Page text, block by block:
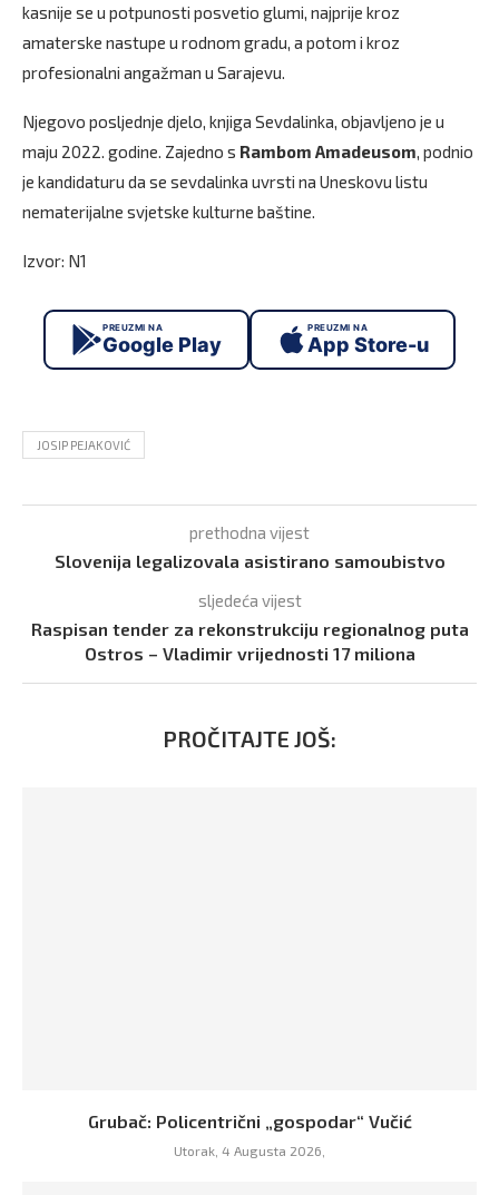
kasnije se u potpunosti posvetio glumi, najprije kroz
amaterske nastupe u rodnom gradu, a potom i kroz
profesionalni angažman u Sarajevu.
Njegovo posljednje djelo, knjiga Sevdalinka, objavljeno je u
maju 2022. godine. Zajedno s Rambom Amadeusom, podnio
je kandidaturu da se sevdalinka uvrsti na Uneskovu listu
nematerijalne svjetske kulturne baštine.
Izvor: N1
PREUZMI NA
Google Play
PREUZMI NA
App Store-u
JOSIP PEJAKOVIĆ
prethodna vijest
Slovenija legalizovala asistirano samoubistvo
sljedeća vijest
Raspisan tender za rekonstrukciju regionalnog puta
Ostros – Vladimir vrijednosti 17 miliona
PROČITAJTE JOŠ:
Grubač: Policentrični „gospodar“ Vučić
Utorak, 4 Augusta 2026,